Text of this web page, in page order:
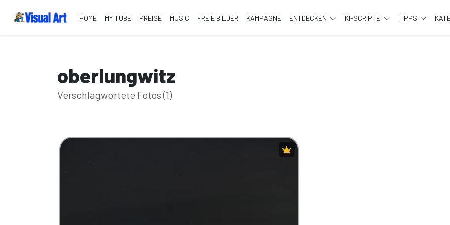
HOME MY TUBE PREISE MUSIC FREIE BILDER KAMPAGNE ENTDECKEN KI-SCRIPTE TIPPS
oberlungwitz
Verschlagwortete Fotos (1)